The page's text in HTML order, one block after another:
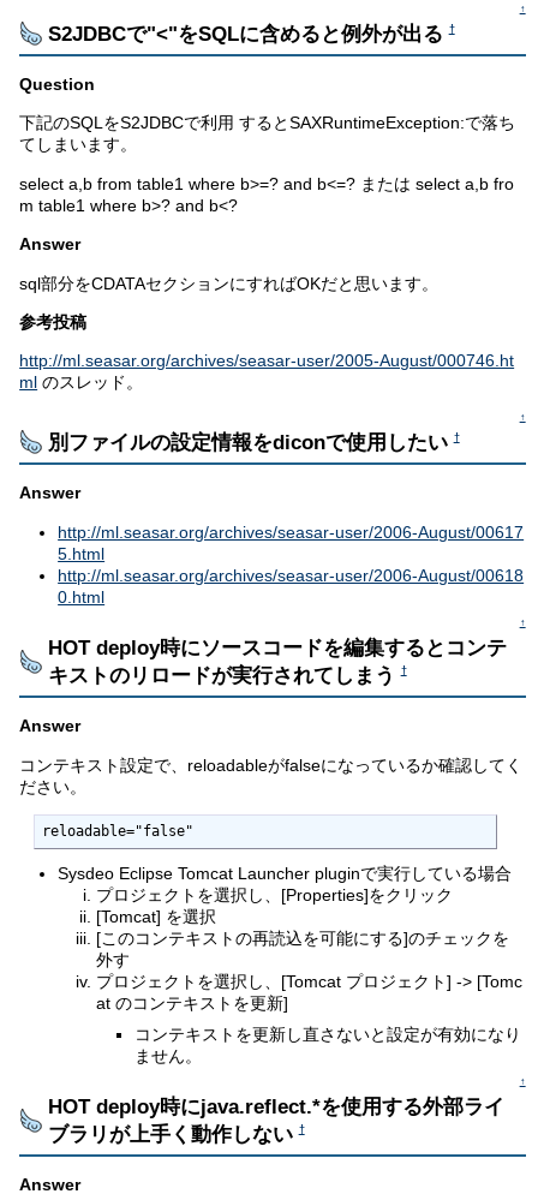
↑
S2JDBCで"<"をSQLに含めると例外が出る †
Question
下記のSQLをS2JDBCで利用 するとSAXRuntimeException:で落ち
てしまいます。
select a,b from table1 where b>=? and b<=? または select a,b fro
m table1 where b>? and b<?
Answer
sql部分をCDATAセクションにすればOKだと思います。
参考投稿
http://ml.seasar.org/archives/seasar-user/2005-August/000746.ht
ml のスレッド。
↑
別ファイルの設定情報をdiconで使用したい †
Answer
http://ml.seasar.org/archives/seasar-user/2006-August/00617
5.html
http://ml.seasar.org/archives/seasar-user/2006-August/00618
0.html
↑
HOT deploy時にソースコードを編集するとコンテ
キストのリロードが実行されてしまう
†
Answer
コンテキスト設定で、reloadableがfalseになっているか確認してく
ださい。
reloadable="false"
Sysdeo Eclipse Tomcat Launcher pluginで実行している場合
プロジェクトを選択し、[Properties]をクリック
[Tomcat] を選択
[このコンテキストの再読込を可能にする]のチェックを
外す
プロジェクトを選択し、[Tomcat プロジェクト] -> [Tomc
at のコンテキストを更新]
コンテキストを更新し直さないと設定が有効になり
ません。
↑
HOT deploy時にjava.reflect.*を使用する外部ライ
ブラリが上手く動作しない †
Answer